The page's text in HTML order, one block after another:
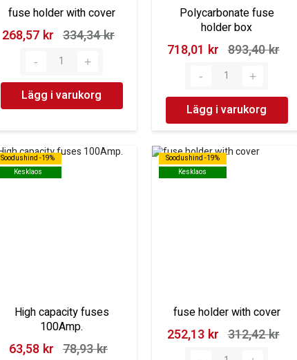
fuse holder with cover
268,57 kr‎ 334,34 kr‎
Lägg i varukorg
Polycarbonate fuse
holder box
718,01 kr‎ 893,40 kr‎
Lägg i varukorg
Soodushind -19%
Kesklaos
Soodushind -19%
Kesklaos
High capacity fuses
100Amp.
63,58 kr‎ 78,93 kr‎
Soodushind -19%
Kesklaos
Soodushind -19%
Kesklaos
fuse holder with cover
252,13 kr‎ 312,42 kr‎